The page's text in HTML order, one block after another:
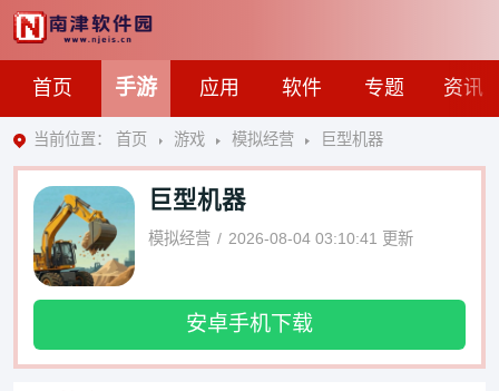
首页 手游 应用 软件 专题 资讯
当前位置： 首页 游戏 模拟经营 巨型机器
巨型机器
模拟经营 2026-08-04 03:10:41 更新
安卓手机下载